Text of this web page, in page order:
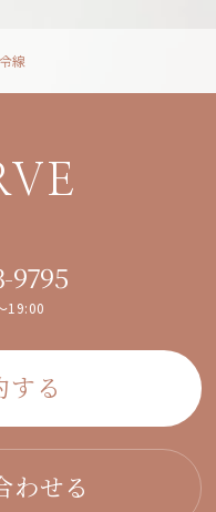
線
9795
19:00
する
わせる